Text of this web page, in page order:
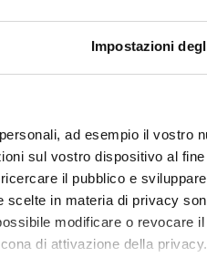
Impostazioni
ad esempio il vostro
sul vostro dispositivo al
il pubblico e
in materia di privacy
modificare o revocare
di attivazione della privacy.
29
MED/35-
VENEREE